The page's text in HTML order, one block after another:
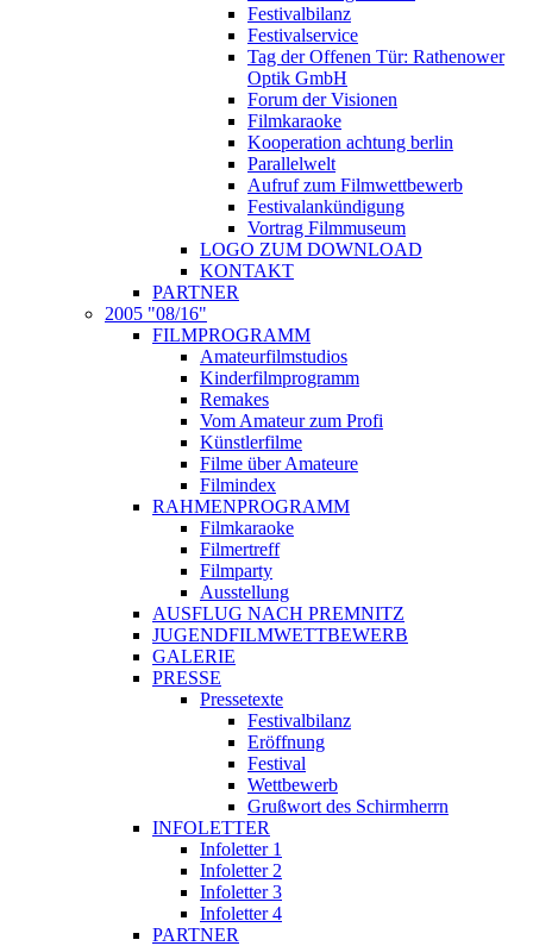
Festivalbilanz
Festivalservice
Tag der Offenen Tür: Rathenower
Optik GmbH
Forum der Visionen
Filmkaraoke
Kooperation achtung berlin
Parallelwelt
Aufruf zum Filmwettbewerb
Festivalankündigung
Vortrag Filmmuseum
LOGO ZUM DOWNLOAD
KONTAKT
PARTNER
2005 "08/16"
FILMPROGRAMM
Amateurfilmstudios
Kinderfilmprogramm
Remakes
Vom Amateur zum Profi
Künstlerfilme
Filme über Amateure
Filmindex
RAHMENPROGRAMM
Filmkaraoke
Filmertreff
Filmparty
Ausstellung
AUSFLUG NACH PREMNITZ
JUGENDFILMWETTBEWERB
GALERIE
PRESSE
Pressetexte
Festivalbilanz
Eröffnung
Festival
Wettbewerb
Grußwort des Schirmherrn
INFOLETTER
Infoletter 1
Infoletter 2
Infoletter 3
Infoletter 4
PARTNER